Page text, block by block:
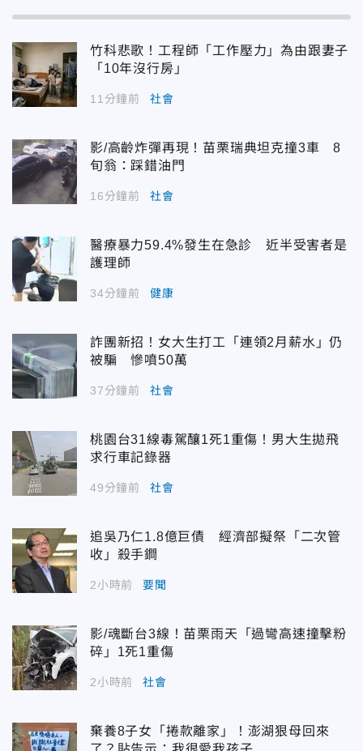
竹科悲歌！工程師「工作壓力」為由跟妻子
「10年沒行房」
11分鐘前 社會
影/高齡炸彈再現！苗栗瑞典坦克撞3車 8
旬翁：踩錯油門
16分鐘前 社會
醫療暴力59.4%發生在急診 近半受害者是
護理師
34分鐘前 健康
詐團新招！女大生打工「連領2月薪水」仍
被騙 慘噴50萬
37分鐘前 社會
桃園台31線毒駕釀1死1重傷！男大生拋飛
求行車記錄器
49分鐘前 社會
追吳乃仁1.8億巨債 經濟部擬祭「二次管
收」殺手鐧
2小時前 要聞
影/魂斷台3線！苗栗雨天「過彎高速撞擊粉
碎」1死1重傷
2小時前 社會
棄養8子女「捲款離家」！澎湖狠母回來